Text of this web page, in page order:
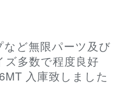
多数で程度良好
入庫致しました